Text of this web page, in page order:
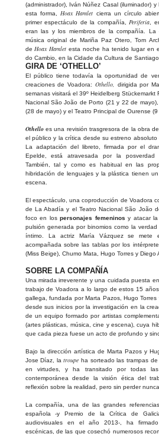
(administrador), Iván Núñez Casal (iluminador)
esta forma,Hoax Hamlet cierra un círculo
primer espectáculo de la compañía,
Periferia ,
eran las y los miembros de la compañía. La
música original de Mariña Paz Otero, Tom
deHoax Hamlet esta noche ha tenido lugar en
do Cambio, en la Cidade da Cultura de
GIRA DE ‘OTHELLO’
El público tiene todavía la oportunidad de
creaciones de Voadora: Othello, dirigida por
semanas visitará el 39º Heidelberg Stückemarkt
Nacional São João de Porto (21 y 22 de
(28 de mayo) y el Teatro Principal de Ourense (9
Othelloes una revisión trasgresora de la obra
el público y la crítica desde su estreno absoluto
La adaptación del libreto, firmada por el
Epelde, está atravesada por la posverdad
También, tal y como es habitual en las
hibridación de lenguajes y la plástica tienen
escena.
El espectáculo, una coproducción de Voadora
de La Abadía y el Teatro Nacional São João
foco en lospersonajes femeninos y atacar
pulsión generada por binomios como la
íntimo. La actriz María Vázquez se mete
acompañada sobre las tablas por los
(Miss Beige), Chumo Mata, Hugo Torres y Diego
SOBRE LA COMPAÑÍA
Una mirada irreverente y una cuidada puesta
trabajo de Voadora a lo largo de estos 15
gallega, fundada por Marta Pazos, Hugo
desde sus inicios por la investigación en la
de un equipo formado por artistas
(artes plásticas, música, cine y escena), cuya
que cada pieza fuese un acto de profundo y
Bajo la dirección artística de Marta Pazos y
Jose Díaz, latroupe ha sorteado las trampas
en virtudes, y ha transitado por todas
contemporánea desde la visión ética del
reflexión sobre la realidad, pero sin perder
La compañía, una de las grandes
española -y Premio de la Crítica de
audiovisuales en el año 2013-, ha
escénicas, de las que cosechó numerosos